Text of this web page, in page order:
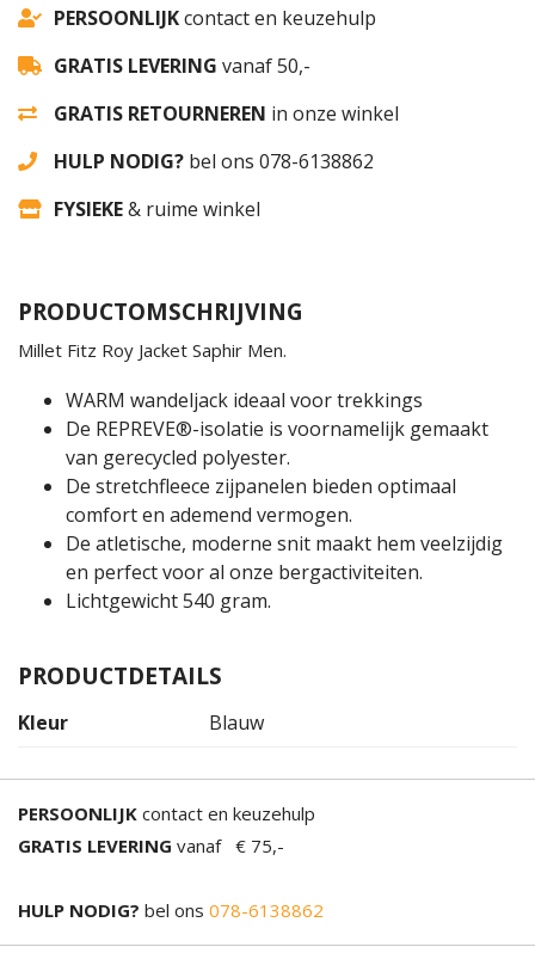
PERSOONLIJKcontact en keuzehulp
GRATIS LEVERING vanaf 50,-
GRATIS RETOURNEREN in onze winkel
HULP NODIG? bel ons 078-6138862
FYSIEKE& ruime winkel
PRODUCTOMSCHRIJVING
Millet Fitz Roy Jacket Saphir Men.
WARM wandeljack ideaal voor trekkings
De REPREVE®-isolatie is voornamelijk gemaakt
van gerecycled polyester.
De stretchfleece zijpanelen bieden optimaal
comfort en ademend vermogen.
De atletische, moderne snit maakt hem veelzijdig
en perfect voor al onze bergactiviteiten.
Lichtgewicht 540 gram.
PRODUCTDETAILS
Kleur Blauw
PERSOONLIJK contact en keuzehulp
GRATIS LEVERING vanaf € 75,-
HULP NODIG? bel ons 078-6138862